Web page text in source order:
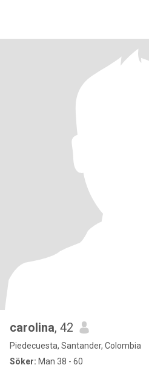
carolina, 42
Piedecuesta, Santander, Colombia
Söker: Man 38 - 60